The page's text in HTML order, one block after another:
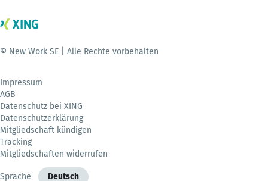
© New Work SE | Alle Rechte vorbehalten
Impressum
AGB
Datenschutz bei XING
Datenschutzerklärung
Mitgliedschaft kündigen
Tracking
Mitgliedschaften widerrufen
Sprache Deutsch